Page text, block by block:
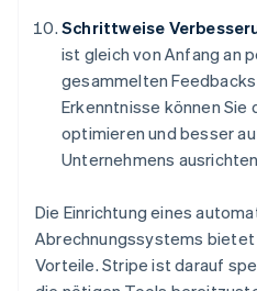
Schrittweise
ist gleich von Anfang an
gesammelten
Erkenntnisse können
optimieren und besser
Unternehmens
Die Einrichtung eines
Abrechnungssystems
Vorteile. Stripe ist darauf